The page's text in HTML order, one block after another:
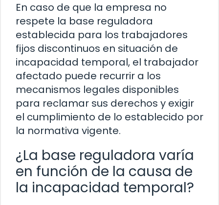
En caso de que la empresa no
respete la base reguladora
establecida para los trabajadores
fijos discontinuos en situación de
incapacidad temporal, el trabajador
afectado puede recurrir a los
mecanismos legales disponibles
para reclamar sus derechos y exigir
el cumplimiento de lo establecido por
la normativa vigente.
¿La base reguladora varía
en función de la causa de
la incapacidad temporal?